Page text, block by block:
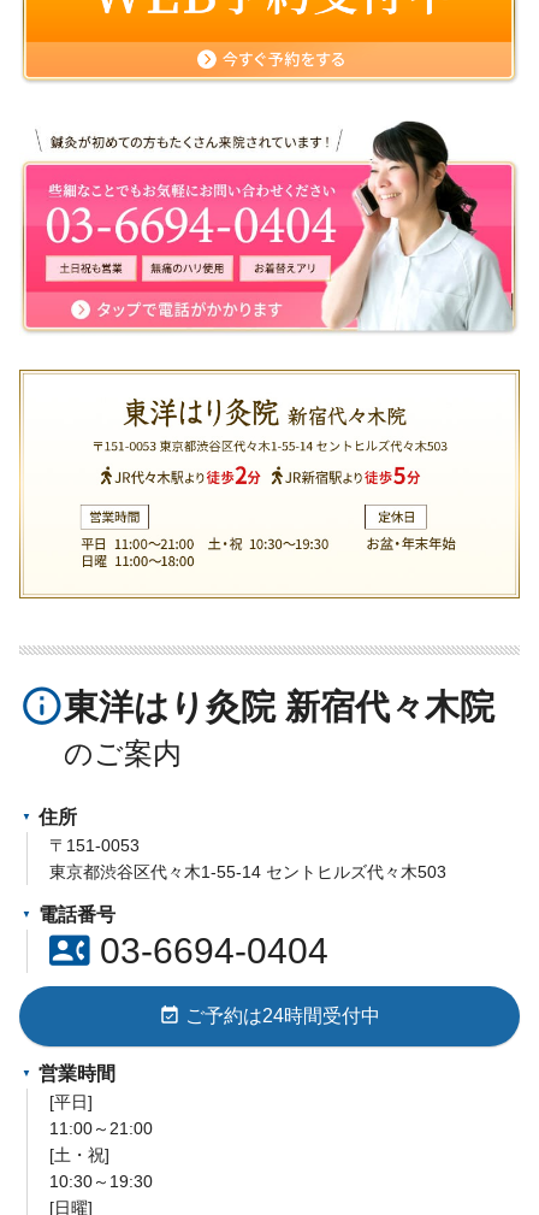
info_outline東洋はり灸院 新宿代々木院
住所
〒151-0053
東京都渋谷区代々木1-55-14 セントヒルズ代々木503
電話番号
contact_phone03-6694-0404
event_available ご予約は24時間受付中
営業時間
[平日]
11:00～21:00
[土・祝]
10:30～19:30
[日曜]